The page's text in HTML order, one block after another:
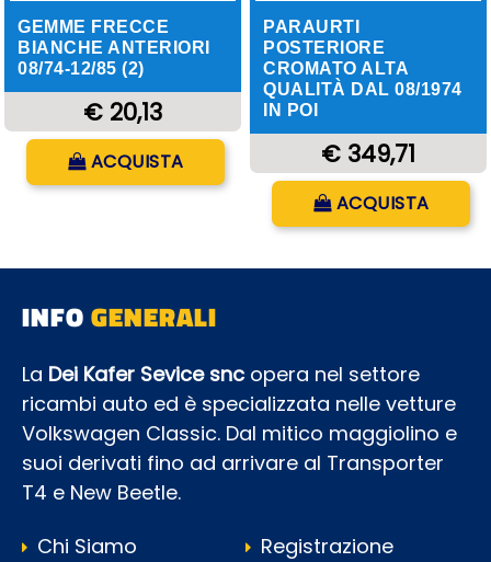
GEMME FRECCE
BIANCHE ANTERIORI
08/74-12/85 (2)
€ 20,13
ACQUISTA
PARAURTI
POSTERIORE
CROMATO ALTA
QUALITÀ DAL 08/1974
IN POI
€ 349,71
ACQUISTA
INFOGENERALI
La Dei Kafer Sevice snc opera nel settore
ricambi auto ed è specializzata nelle vetture
Volkswagen Classic. Dal mitico maggiolino e
suoi derivati fino ad arrivare al Transporter
T4 e New Beetle.
Chi Siamo
Registrazione